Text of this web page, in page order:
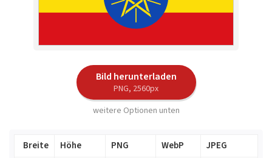
Bild herunterladen
PNG, 2560px
weitere Optionen unten
Breite Höhe PNG WebP
JPEG